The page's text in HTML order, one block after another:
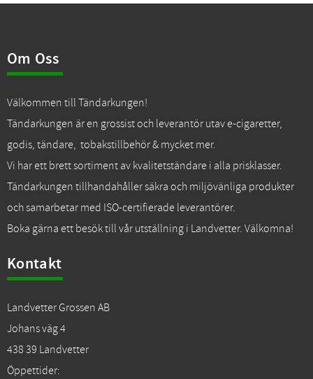
Om Oss
Välkommen till Tändarkungen!
Tändarkungen är en grossist och leverantör utav e-cigaretter,
godis, tändare, tobakstillbehör & mycket mer.
Vi har ett brett sortiment av kvalitetständare i alla prisklasser.
Tändarkungen tillhandahåller säkra och miljövänliga produkter
och samarbetar med ISO-certifierade leverantörer.
Boka gärna ett besök till vår utställning i Landvetter. Välkomna!
Kontakt
Landvetter Grossen AB
Johans väg 4
438 39 Landvetter
Öppettider: